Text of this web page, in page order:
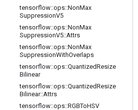
tensorflow::ops::NonMax
SuppressionV5
tensorflow::ops::NonMax
SuppressionV5::Attrs
tensorflow::ops::NonMax
SuppressionWithOverlaps
tensorflow::ops::QuantizedResize
Bilinear
tensorflow::ops::QuantizedResize
Bilinear::Attrs
tensorflow::ops::RGBToHSV